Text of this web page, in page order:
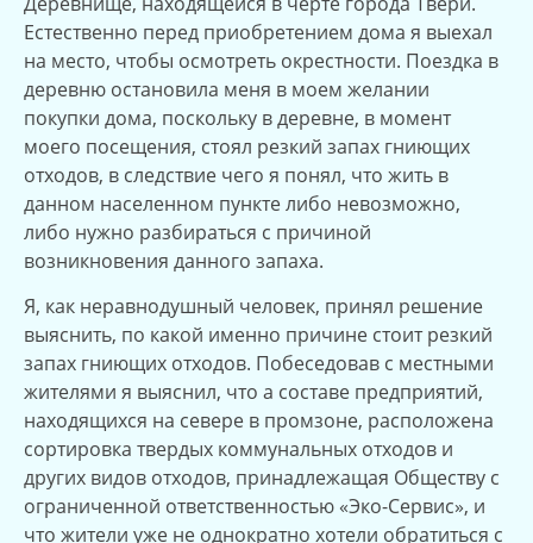
Естественно перед приобретением дома я выехал
на место, чтобы осмотреть окрестности. Поездка в
деревню остановила меня в моем желании
покупки дома, поскольку в деревне, в момент
моего посещения, стоял резкий запах гниющих
отходов, в следствие чего я понял, что жить в
данном населенном пункте либо невозможно,
либо нужно разбираться с причиной
возникновения данного запаха.
Я, как неравнодушный человек, принял решение
выяснить, по какой именно причине стоит резкий
запах гниющих отходов. Побеседовав с местными
жителями я выяснил, что а составе предприятий,
находящихся на севере в промзоне, расположена
сортировка твердых коммунальных отходов и
других видов отходов, принадлежащая Обществу с
ограниченной ответственностью «Эко-Сервис», и
что жители уже не однократно хотели обратиться с